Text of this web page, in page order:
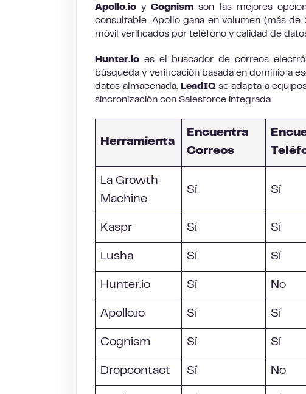
Apollo.io yCognism son las mejores
consultable. Apollo gana en volumen (más
móvil verificados por teléfono y calidad de
Hunter.io es el buscador de correos
búsqueda y verificación basada en dominio a
datos almacenada. LeadIQse adapta a
sincronización con Salesforce integrada.
Herramienta
Encuentra
Correos
La Growth
Machine
Sí Sí
Kaspr Sí Sí
Lusha Sí Sí
Hunter.io Sí No
Apollo.io Sí Sí
Cognism Sí Sí
Dropcontact Sí No